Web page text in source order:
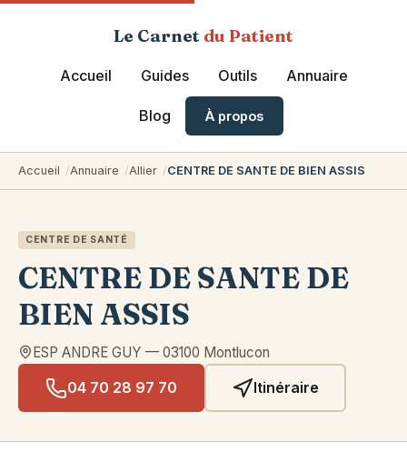
Le Carnet du Patient
Accueil Guides Outils Annuaire
Blog À propos
Accueil Annuaire Allier CENTRE DE SANTE DE BIEN ASSIS
CENTRE DE SANTÉ
CENTRE DE SANTE DE
BIEN ASSIS
ESP ANDRE GUY — 03100 Montlucon
04 70 28 97 70 Itinéraire